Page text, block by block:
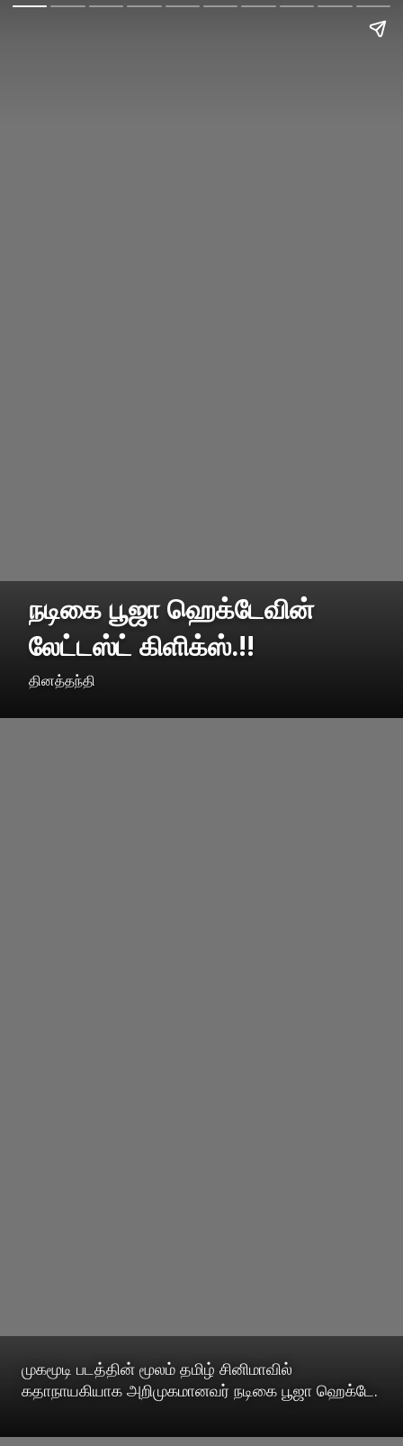
நடிகை பூஜா ஹெக்டேவின்
லேட்டஸ்ட் கிளிக்ஸ்.!!
தினத்தந்தி
முகமூடி படத்தின் மூலம் தமிழ் சினிமாவில்
கதாநாயகியாக அறிமுகமானவர் நடிகை பூஜா ஹெக்டே.